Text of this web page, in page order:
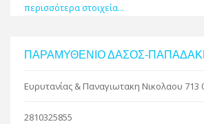
περισσότερα στοιχεία...
ΠΑΡΑΜΥΘΕΝΙΟ ΔΑΣΟΣ-
Ευρυτανίας & Παναγιωτακη Νικολαου 713
2810325855